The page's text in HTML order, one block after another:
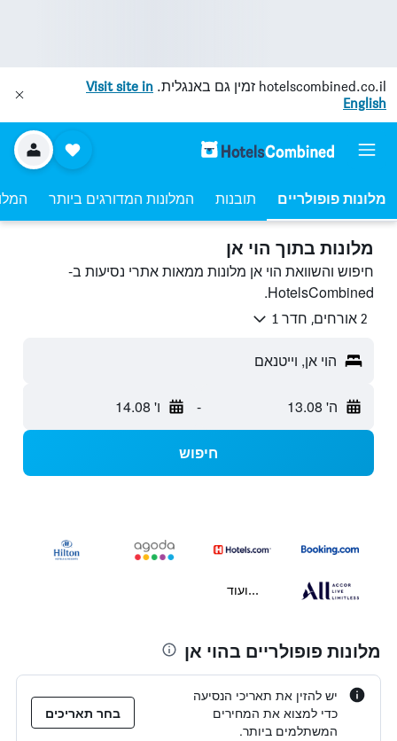
hotelscombined.co.il זמין גם באנגלית. Visit site in
English
מלונות פופולריים תובנות המלונות המדורגים ביותר
מלונות בתוך הוי אן
חיפוש והשוואת הוי אן מלונות ממאות אתרי נסיעות ב-
HotelsCombined.
2 אורחים, חדר 1
הוי אן, וייטנאם
ה' 13.08 - ו' 14.08
חיפוש
...ועוד
מלונות פופולריים בהוי אן
יש להזין את תאריכי הנסיעה
כדי למצוא את המחירים
המשתלמים ביותר.
בחר תאריכים